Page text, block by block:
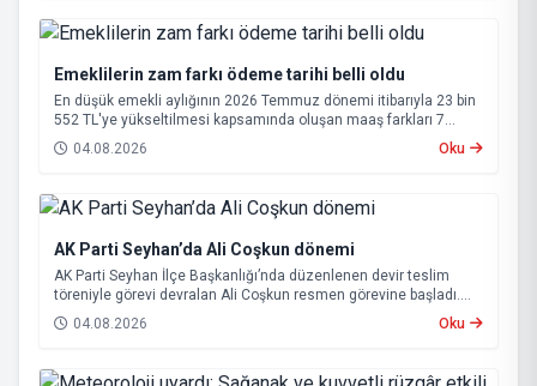
Emeklilerin zam farkı ödeme tarihi belli oldu
En düşük emekli aylığının 2026 Temmuz dönemi itibarıyla 23 bin
552 TL'ye yükseltilmesi kapsamında oluşan maaş farkları 7
Ağustos 2026 tarihinde hesaplara yatırılacak.
04.08.2026 Oku
AK Parti Seyhan’da Ali Coşkun dönemi
AK Parti Seyhan İlçe Başkanlığı’nda düzenlenen devir teslim
töreniyle görevi devralan Ali Coşkun resmen görevine başladı.
Hizmet vurgusu yapan Coşkun, “AK Partili olmak, bu ülkenin her
metrekaresine sevdalı olmaktır” dedi.
04.08.2026 Oku